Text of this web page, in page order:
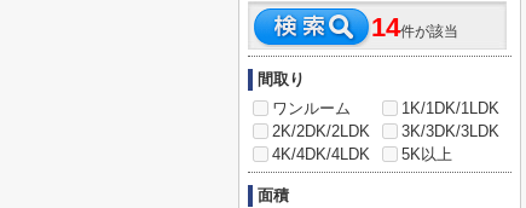
14件が該当
間取り
ワンルーム
1K/1DK/1LDK
2K/2DK/2LDK
3K/3DK/3LDK
4K/4DK/4LDK
5K以上
面積